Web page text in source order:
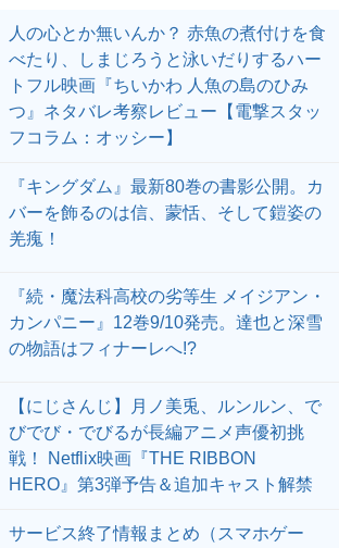
人の心とか無いんか？ 赤魚の煮付けを食
べたり、しまじろうと泳いだりするハー
トフル映画『ちいかわ 人魚の島のひみ
つ』ネタバレ考察レビュー【電撃スタッ
フコラム：オッシー】
『キングダム』最新80巻の書影公開。カ
バーを飾るのは信、蒙恬、そして鎧姿の
羌瘣！
『続・魔法科高校の劣等生 メイジアン・
カンパニー』12巻9/10発売。達也と深雪
の物語はフィナーレへ!?
【にじさんじ】月ノ美兎、ルンルン、で
びでび・でびるが長編アニメ声優初挑
戦！ Netflix映画『THE RIBBON
HERO』第3弾予告＆追加キャスト解禁
サービス終了情報まとめ（スマホゲー